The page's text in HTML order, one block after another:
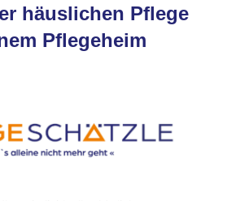
häuslichen Pflege
Pflegeheim